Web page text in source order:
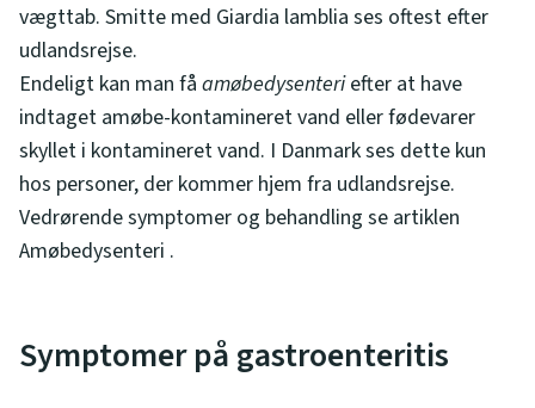
vægttab. Smitte med Giardia lamblia ses oftest efter
udlandsrejse.
Endeligt kan man få amøbedysenteriefter at have
indtaget amøbe-kontamineret vand eller fødevarer
skyllet i kontamineret vand. I Danmark ses dette kun
hos personer, der kommer hjem fra udlandsrejse.
Vedrørende symptomer og behandling se artiklen
Amøbedysenteri .
Symptomer på gastroenteritis